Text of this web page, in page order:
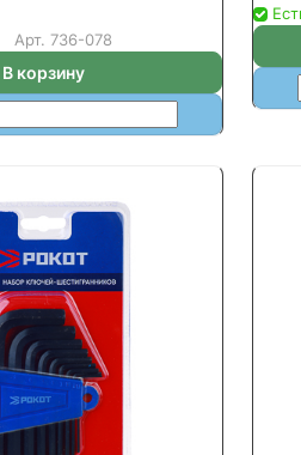
Арт. 736-078
В корзину